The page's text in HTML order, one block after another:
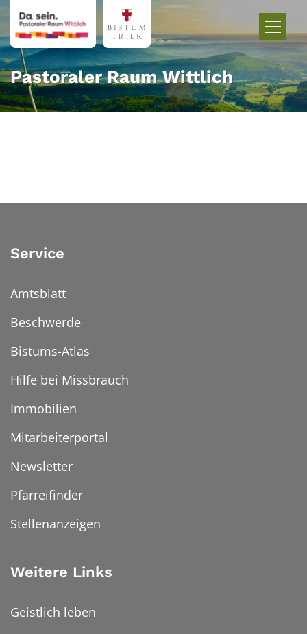
Zum Inhalt springen
Pastoraler Raum Wittlich
Service
Amtsblatt
Beschwerde
Bistums-Atlas
Hilfe bei Missbrauch
Immobilien
Mitarbeiterportal
Newsletter
Pfarreifinder
Stellenanzeigen
Weitere Links
Geistlich leben